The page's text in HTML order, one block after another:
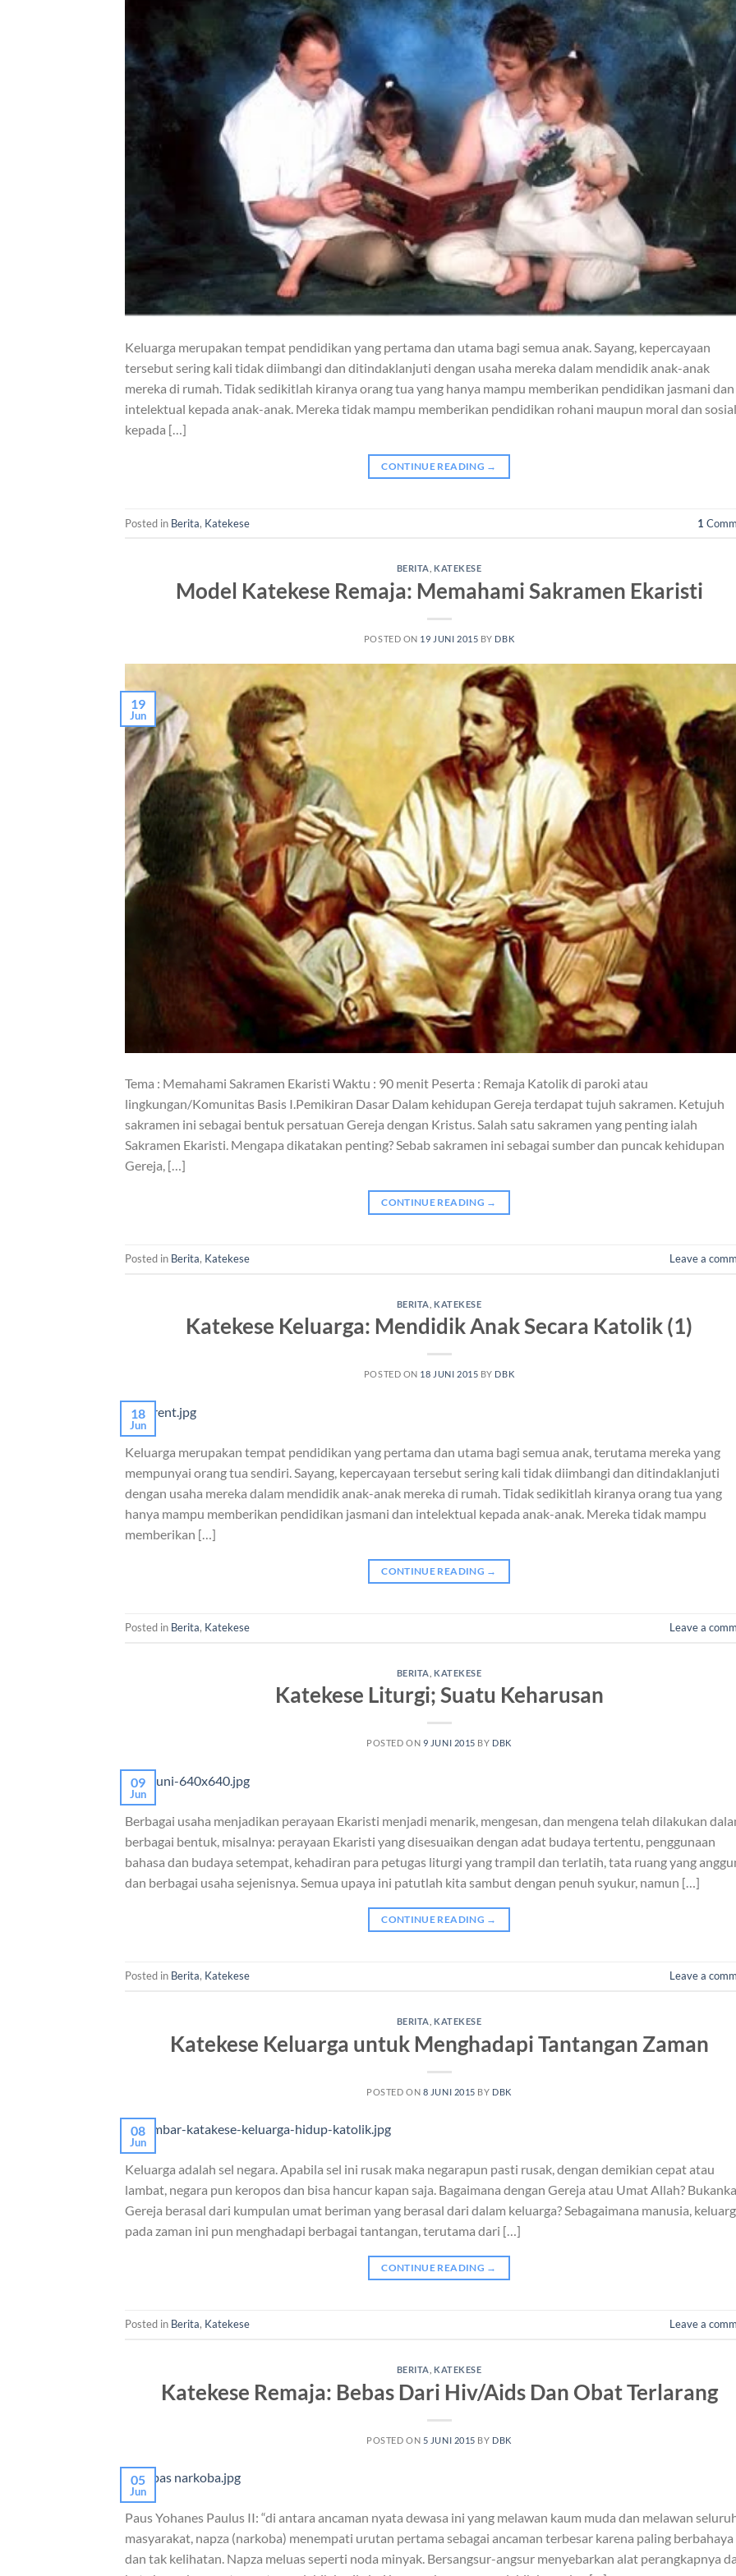
Keluarga merupakan tempat pendidikan yang pertama dan utama bagi semua anak. Sayang, kepercayaan
tersebut sering kali tidak diimbangi dan ditindaklanjuti dengan usaha mereka dalam mendidik anak-anak
mereka di rumah. Tidak sedikitlah kiranya orang tua yang hanya mampu memberikan pendidikan jasmani dan
intelektual kepada anak-anak. Mereka tidak mampu memberikan pendidikan rohani maupun moral dan sosial
kepada […]
CONTINUE READING →
Posted in Berita, Katekese 1
BERITA KATEKESE
Model Katekese Remaja: Memahami Sakramen Ekaristi
POSTED ON 19 JUNI 2015 BY DBK
19
Jun
Tema : Memahami Sakramen Ekaristi Waktu : 90 menit Peserta : Remaja Katolik di paroki atau
lingkungan/Komunitas Basis I.Pemikiran Dasar Dalam kehidupan Gereja terdapat tujuh sakramen. Ketujuh
sakramen ini sebagai bentuk persatuan Gereja dengan Kristus. Salah satu sakramen yang penting ialah
Sakramen Ekaristi. Mengapa dikatakan penting? Sebab sakramen ini sebagai sumber dan puncak kehidupan
Gereja, […]
CONTINUE READING →
Posted in Berita, Katekese Leave a
BERITA KATEKESE
Katekese Keluarga: Mendidik Anak Secara Katolik (1)
POSTED ON 18 JUNI 2015 BY DBK
18
Jun
Keluarga merupakan tempat pendidikan yang pertama dan utama bagi semua anak, terutama mereka yang
mempunyai orang tua sendiri. Sayang, kepercayaan tersebut sering kali tidak diimbangi dan ditindaklanjuti
dengan usaha mereka dalam mendidik anak-anak mereka di rumah. Tidak sedikitlah kiranya orang tua yang
hanya mampu memberikan pendidikan jasmani dan intelektual kepada anak-anak. Mereka tidak mampu
memberikan […]
CONTINUE READING →
Posted in Berita, Katekese Leave a
BERITA KATEKESE
Katekese Liturgi; Suatu Keharusan
POSTED ON 9 JUNI 2015 BY DBK
09
Jun
Berbagai usaha menjadikan perayaan Ekaristi menjadi menarik, mengesan, dan mengena telah dilakukan
berbagai bentuk, misalnya: perayaan Ekaristi yang disesuaikan dengan adat budaya tertentu, penggunaan
bahasa dan budaya setempat, kehadiran para petugas liturgi yang trampil dan terlatih, tata ruang yang
dan berbagai usaha sejenisnya. Semua upaya ini patutlah kita sambut dengan penuh syukur, namun […]
CONTINUE READING →
Posted in Berita, Katekese Leave a
BERITA KATEKESE
Katekese Keluarga untuk Menghadapi Tantangan Zaman
POSTED ON 8 JUNI 2015 BY DBK
08
Jun
Keluarga adalah sel negara. Apabila sel ini rusak maka negarapun pasti rusak, dengan demikian cepat atau
lambat, negara pun keropos dan bisa hancur kapan saja. Bagaimana dengan Gereja atau Umat Allah?
Gereja berasal dari kumpulan umat beriman yang berasal dari dalam keluarga? Sebagaimana manusia,
pada zaman ini pun menghadapi berbagai tantangan, terutama dari […]
CONTINUE READING →
Posted in Berita, Katekese Leave a
BERITA KATEKESE
Katekese Remaja: Bebas Dari Hiv/Aids Dan Obat Terlarang
POSTED ON 5 JUNI 2015 BY DBK
05
Jun
Paus Yohanes Paulus II: “di antara ancaman nyata dewasa ini yang melawan kaum muda dan melawan
masyarakat, napza (narkoba) menempati urutan pertama sebagai ancaman terbesar karena paling berbahaya
dan tak kelihatan. Napza meluas seperti noda minyak. Bersangsur-angsur menyebarkan alat perangkapnya